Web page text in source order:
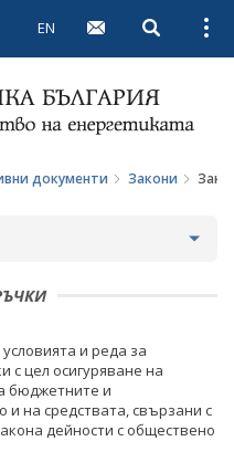
EN Open
документи Закони
и реда за
с цел осигуряване на
бюджетните и
на средствата, свързани с
дейности с обществено